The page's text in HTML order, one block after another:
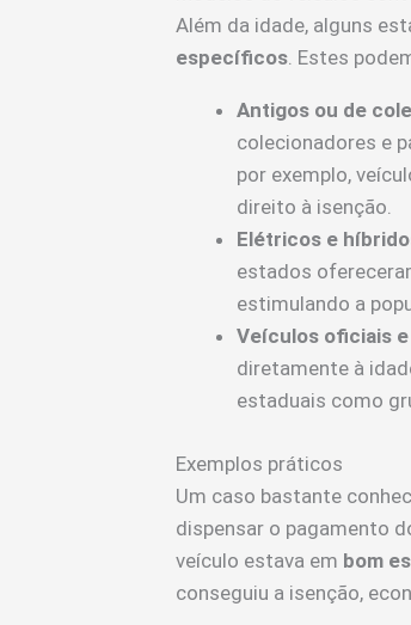
Além da idade, alguns
específicos. Estes
Antigos ou de
colecionadores e
por exemplo,
direito à isenção.
Elétricos e
estados
estimulando a
Veículos oficiais
diretamente à
estaduais como
Exemplos práticos
Um caso bastante
dispensar o pagamento
veículo estava em bom
conseguiu a isenção,